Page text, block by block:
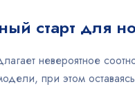
старт для
невероятное
при этом